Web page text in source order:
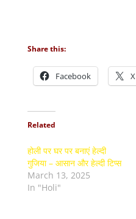
Share this:
Facebook X
Related
होली पर घर पर बनाएं हेल्दी
गुजिया – आसान और हेल्दी टिप्स
March 13, 2025
In "Holi"